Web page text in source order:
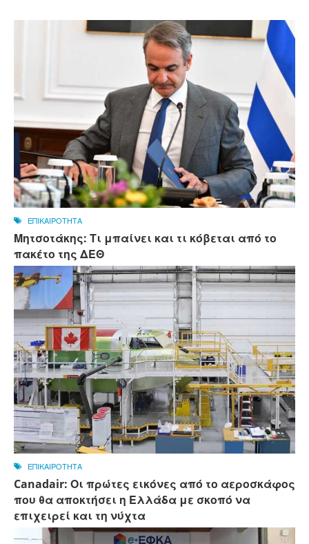
ΕΠΙΚΑΙΡΟΤΗΤΑ
Μητσοτάκης: Τι μπαίνει και τι κόβεται από το
πακέτο της ΔΕΘ
ΕΠΙΚΑΙΡΟΤΗΤΑ
Canadair: Οι πρώτες εικόνες από το αεροσκάφος
που θα αποκτήσει η Ελλάδα με σκοπό να
επιχειρεί και τη νύχτα